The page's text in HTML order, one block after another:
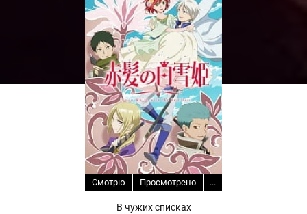
Смотрю Просмотрено ...
В чужих списках